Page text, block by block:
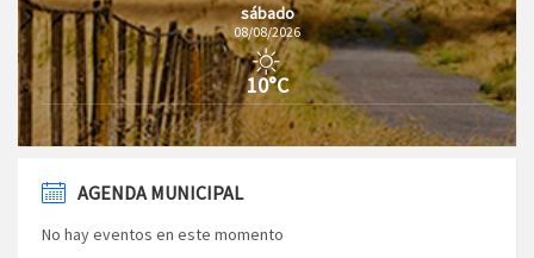
sábado
08/08/2026
10°C
AGENDA MUNICIPAL
No hay eventos en este momento